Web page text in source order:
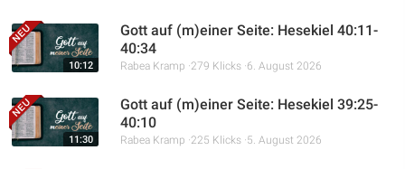
10:12
Gott auf (m)einer Seite: Hesekiel 40:11-
40:34
Rabea Kramp 279 Klicks 6. August 2026
11:30
Gott auf (m)einer Seite: Hesekiel 39:25-
40:10
Rabea Kramp 225 Klicks 5. August 2026